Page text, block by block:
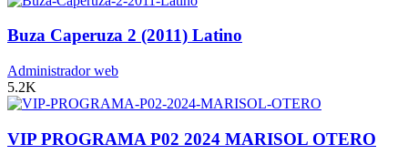
Buza Caperuza 2 (2011) Latino
Administrador web
5.2K
VIP PROGRAMA P02 2024 MARISOL OTERO